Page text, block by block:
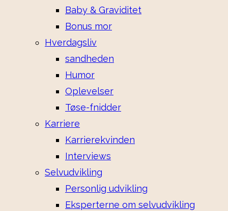
Baby & Graviditet
Bonus mor
Hverdagsliv
sandheden
Humor
Oplevelser
Tøse-fnidder
Karriere
Karrierekvinden
Interviews
Selvudvikling
Personlig udvikling
Eksperterne om selvudvikling